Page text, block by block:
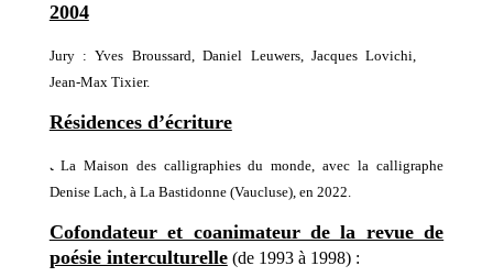
2004
Jury : Yves Broussard, Daniel Leuwers, Jacques Lovichi,
Jean-Max Tixier.
Résidences d’écriture
ﹳ La Maison des calligraphies du monde,avec la calligraphe
Denise Lach, à La Bastidonne (Vaucluse), en 2022.
Cofondateur et coanimateur de la revue de
poésie interculturelle (de 1993 à 1998) :